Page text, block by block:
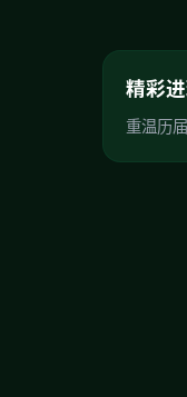
精彩
重温历